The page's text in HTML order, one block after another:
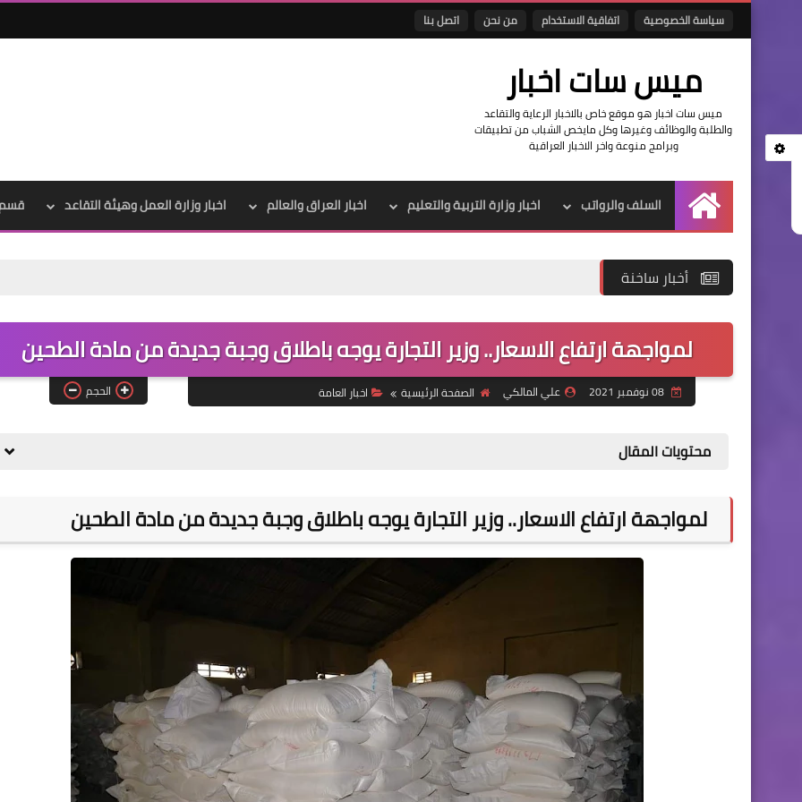
سياسة الخصوصية اتفاقية الاستخدام من نحن اتصل بنا
ميس سات اخبار
ميس سات اخبار هو موقع خاص بالاخبار الرعاية والتقاعد
والطلبة والوظائف وغيرها وكل مايخص الشباب من تطبيقات
وبرامج منوعة واخر الاخبار العراقية
الرئيسية
السلف والرواتب اخبار وزارة التربية والتعليم اخبار العراق والعالم اخبار وزارة العمل وهيئة التقاعد قسم
أخبار ساخنة
لمواجهة ارتفاع الاسعار.. وزير التجارة يوجه باطلاق وجبة جديدة من مادة الطحين
علي المالكي الصفحة الرئيسية اخبار العامة الحجم
محتويات المقال
لمواجهة ارتفاع الاسعار.. وزير التجارة يوجه باطلاق وجبة جديدة من مادة الطحين